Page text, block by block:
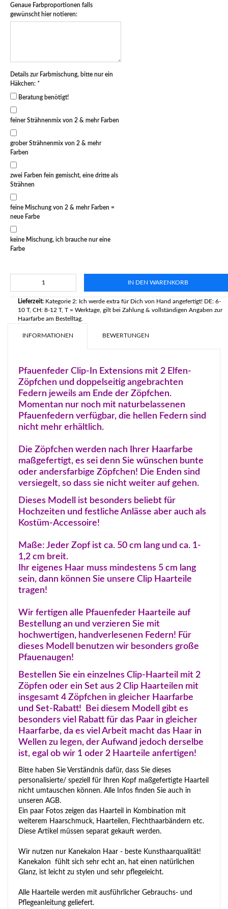
Genaue Farbproportionen falls
gewünscht hier notieren:
Details zur Farbmischung, bitte nur ein
Häkchen: *
Beratung benötigt!
feiner Strähnenmix von 2 & mehr Farben
grober Strähnenmix von 2 & mehr
Farben
zwei Farben fein gemischt, eine dritte als
Strähnen
feine Mischung von 2 & mehr Farben =
neue Farbe
keine Mischung, ich brauche nur eine
Farbe
IN DEN WARENKORB
Lieferzeit: Kategorie 2: Ich werde extra für Dich von Hand angefertigt! DE: 6-
10 T, CH: 8-12 T, T = Werktage, gilt bei Zahlung & vollständigen Angaben zur
Haarfarbe am Bestelltag.
INFORMATIONEN BEWERTUNGEN
Pfauenfeder Clip-In Extensions mit 2 Elfen-
Zöpfchen und doppelseitig angebrachten
Federn jeweils am Ende der Zöpfchen.
Momentan nur noch mit naturbelassenen
Pfauenfedern verfügbar, die hellen Federn sind
nicht mehr erhältlich.
Die Zöpfchen werden nach Ihrer Haarfarbe
maßgefertigt, es sei denn Sie wünschen bunte
oder andersfarbige Zöpfchen! Die Enden sind
versiegelt, so dass sie nicht weiter auf gehen.
Dieses Modell ist besonders beliebt für
Hochzeiten und festliche Anlässe aber auch als
Kostüm-Accessoire!
Maße: Jeder Zopf ist ca. 50 cm lang und ca. 1-
1,2 cm breit.
Ihr eigenes Haar muss mindestens 5 cm lang
sein, dann können Sie unsere Clip Haarteile
tragen!
Wir fertigen alle Pfauenfeder Haarteile auf
Bestellung an und verzieren Sie mit
hochwertigen, handverlesenen Federn! Für
dieses Modell benutzen wir besonders große
Pfauenaugen!
Bestellen Sie ein einzelnes Clip-Haarteil mit 2
Zöpfen oder ein Set aus 2 Clip Haarteilen mit
insgesamt 4 Zöpfchen in gleicher Haarfarbe
und Set-Rabatt! Bei diesem Modell gibt es
besonders viel Rabatt für das Paar in gleicher
Haarfarbe, da es viel Arbeit macht das Haar in
Wellen zu legen, der Aufwand jedoch derselbe
ist, egal ob wir 1 oder 2 Haarteile anfertigen!
Bitte haben Sie Verständnis dafür, dass Sie dieses
personalisierte/ speziell für Ihren Kopf maßgefertigte Haarteil
nicht umtauschen können. Alle Infos finden Sie auch in
unseren AGB.
Ein paar Fotos zeigen das Haarteil in Kombination mit
weiterem Haarschmuck, Haarteilen, Flechthaarbändern etc.
Diese Artikel müssen separat gekauft werden.
Wir nutzen nur Kanekalon Haar - beste Kunsthaarqualität!
Kanekalon fühlt sich sehr echt an, hat einen natürlichen
Glanz, ist leicht zu stylen und sehr pflegeleicht.
Alle Haarteile werden mit ausführlicher Gebrauchs- und
Pflegeanleitung geliefert.